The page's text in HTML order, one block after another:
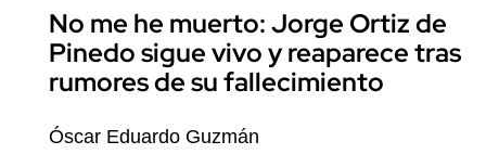
No me he muerto: Jorge Ortiz de
Pinedo sigue vivo y reaparece tras
rumores de su fallecimiento
Óscar Eduardo Guzmán